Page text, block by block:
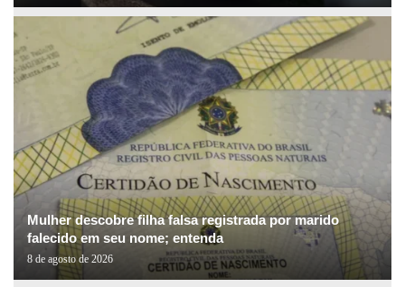
Mulher descobre filha falsa registrada por marido
falecido em seu nome; entenda
8 de agosto de 2026